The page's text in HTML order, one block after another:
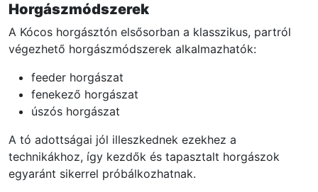
Horgászmódszerek
A Kócos horgásztón elsősorban a klasszikus, partról
végezhető horgászmódszerek alkalmazhatók:
feeder horgászat
fenekező horgászat
úszós horgászat
A tó adottságai jól illeszkednek ezekhez a
technikákhoz, így kezdők és tapasztalt horgászok
egyaránt sikerrel próbálkozhatnak.